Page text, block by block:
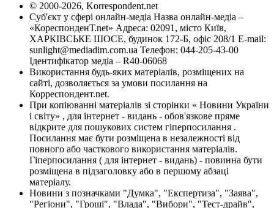
© 2000-2026, Korrespondent.net
Суб'єкт у сфері онлайн-медіа Назва онлайн-медіа –
«КореспонденТ.net» Адреса: 02091, місто Київ,
ХАРКІВСЬКЕ ШОСЕ, будинок 172-Б, офіс 208/1 E-mail:
sunlight@mediadim.com.ua Телефон: 044-205-43-00
Ідентифікатор медіа – R40-06068
Використання будь-яких матеріалів, розміщених на
сайті, дозволяється за умови посилання на
Корреспондент.net.
При копіюванні матеріалів зі сторінки « Новини України
і світу» , для інтернет - видань - обов'язкове пряме
відкрите для пошукових систем гіперпосилання .
Посилання має бути розміщена в незалежності від
повного або часткового використання матеріалів.
Гіперпосилання ( для інтернет - видань) - повинна бути
розміщена в підзаголовку або в першому абзаці
матеріалу.
Новини з позначками "Думка", "Експертиза", "Заява",
"Регіони", "Гроші", "Влада", "Вибори", "Тест-драйв",